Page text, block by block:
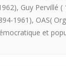
, Guy Pervillé
1961), OAS(
et